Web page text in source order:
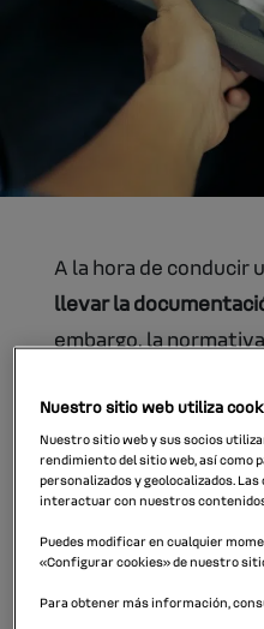
A la hora de conducir
llevar la
embargo, la
brindan
aprovechar.
De una forma u otra,
obligatoriadebe
Nuestro sitio web utiliza
Nuestro sitio web y sus socios
rendimiento del sitio web, así como
personalizados y geolocalizados.
interactuar con nuestros
Puedes modificar en cualquier
«Configurar cookies» de nuestro
Para obtener más información,